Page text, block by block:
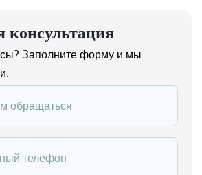
консультация
‌Заполните форму и мы